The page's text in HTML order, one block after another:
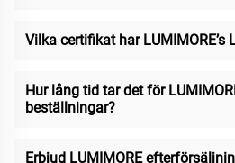
Vilka certifikat har LUMIMORE’s
Hur lång tid tar det för
beställningar?
Erbjud LUMIMORE